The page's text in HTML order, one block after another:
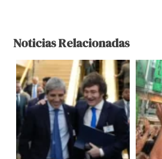
Noticias Relacionadas